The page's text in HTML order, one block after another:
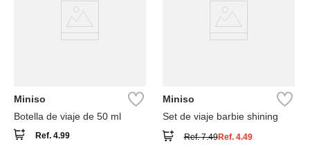
Miniso
Botella de viaje de 50 ml
Ref. 4.99
Miniso
Set de viaje barbie shining
Ref.7.49Ref. 4.49